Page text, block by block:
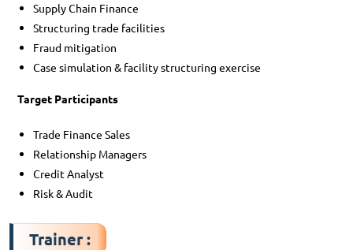
Supply Chain Finance
Structuring trade facilities
Fraud mitigation
Case simulation & facility structuring exercise
Target Participants
Trade Finance Sales
Relationship Managers
Credit Analyst
Risk & Audit
Trainer: